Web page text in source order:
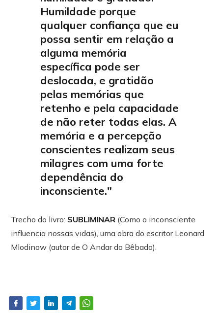
Humildade porque
qualquer confiança que eu
possa sentir em relação a
alguma memória
específica pode ser
deslocada, e gratidão
pelas memórias que
retenho e pela capacidade
de não reter todas elas. A
memória e a percepção
conscientes realizam seus
milagres com uma forte
dependência do
inconsciente."
Trecho do livro: SUBLIMINAR (Como o inconsciente
influencia nossas vidas), uma obra do escritor Leonard
Mlodinow (autor de O Andar do Bêbado).